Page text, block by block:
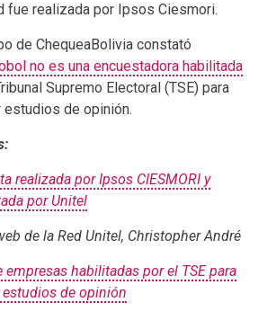
fue realizada por Ipsos Ciesmori.
de ChequeaBolivia constató
no es una encuestadora habilitada
Supremo Electoral (TSE) para
estudios de opinión.
realizada por Ipsos CIESMORI y
por Unitel
de la Red Unitel, Christopher André
empresas habilitadas por el TSE para
estudios de opinión